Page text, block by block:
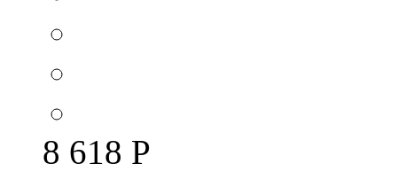
8 618 Р